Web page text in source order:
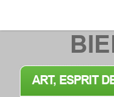
ART, ESPRIT